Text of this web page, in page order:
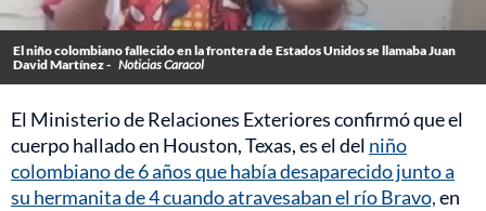
El niño colombiano fallecido en la frontera de Estados Unidos se llamaba Juan
David Martínez - Noticias Caracol
El Ministerio de Relaciones Exteriores confirmó que el
cuerpo hallado en Houston, Texas, es el del niño
colombiano de 6 años que había desaparecido junto a
su hermanita de 4 cuando atravesaban el río Bravo,en